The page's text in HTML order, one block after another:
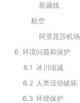
新藏线
航空
阿里昆莎机场
6 环境问题和保护
6.1 冰川缩减
6.2 人类活动破坏
6.3 环境保护